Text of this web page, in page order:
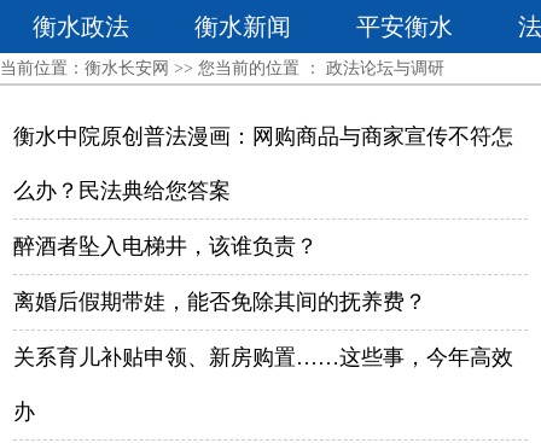
衡水政法 衡水新闻 平安衡水
当前位置： 衡水长安网 >> 您当前的位置 ： 政法论坛与调研
衡水中院原创普法漫画：网购商品与商家宣传不符怎
么办？民法典给您答案
醉酒者坠入电梯井，该谁负责？
离婚后假期带娃，能否免除其间的抚养费？
关系育儿补贴申领、新房购置……这些事，今年高效
办